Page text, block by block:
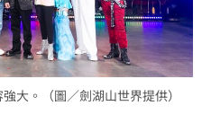
大。（圖／劍湖山世界提供）